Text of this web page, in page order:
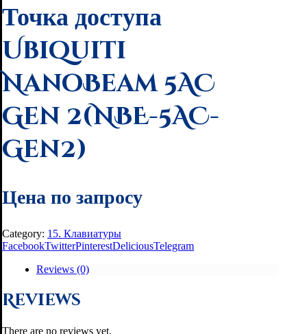
Точка доступа
Ubiquiti
NanoBeam 5AC
Gen 2(NBE-5AC-
Gen2)
Цена по запросу
Category: 15. Клавиатуры
FacebookTwitterPinterestDeliciousTelegram
Reviews (0)
Reviews
There are no reviews yet.